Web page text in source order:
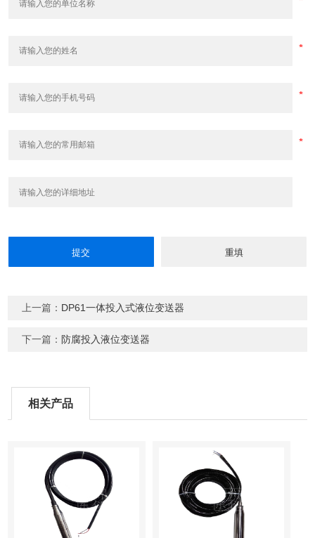
上一篇： DP61一体投入式液位变送器
下一篇： 防腐投入液位变送器
相关产品